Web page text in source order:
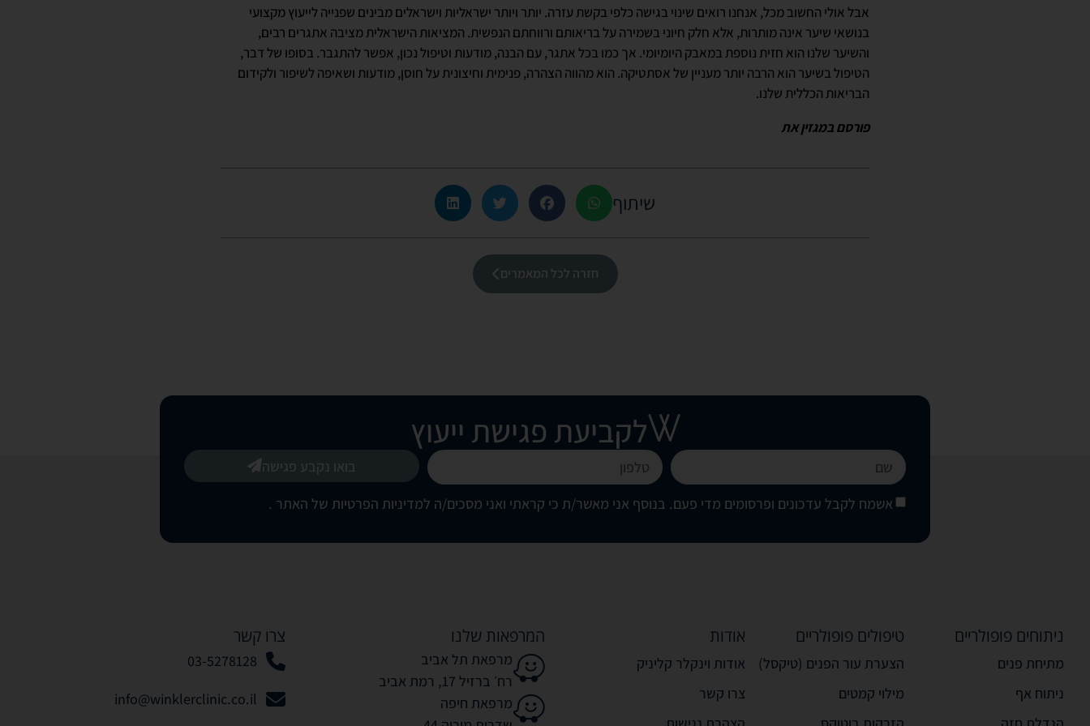
אבל אולי החשוב מכל, אנחנו רואים שינוי בגישה כלפי בקשת עזרה. יותר ויותר ישראליות וישראלים מבינים שפנייה לייעוץ מקצועי
בנושאי שיער אינה מותרות, אלא חלק חיוני בשמירה על בריאותם ורווחתם הנפשית. המציאות הישראלית מציבה אתגרים רבים,
והשיער שלנו הוא חזית נוספת במאבק היומיומי. אך כמו בכל אתגר, עם הבנה, מודעות וטיפול נכון, אפשר להתגבר. בסופו של דבר,
הטיפול בשיער הוא הרבה יותר מעניין של אסתטיקה. הוא מהווה הצהרה, פנימית וחיצונית על חוסן, מודעות ושאיפה לשיפור ולקידום
הבריאות הכללית שלנו.
פורסם במגזין את
שיתוף
חזרה לכל המאמרים
לקביעת פגישת ייעוץ
אשמח לקבל עדכונים ופרסומים מדי פעם. בנוסף אני מאשר/ת כי קראתי ואני מסכים/ה למדיניות הפרטיות של האתר .
בואו נקבע פגישה
ניתוחים פופולריים
מתיחת פנים
ניתוח אף
טיפולים פופולריים
הצערת עור הפנים (טיקסל)
מילוי קמטים
אודות
אודות וינקלר קליניק
צרו קשר
המרפאות שלנו
מרפאת תל אביב
רח׳ ברזיל 17, רמת אביב
מרפאת חיפה
צרו קשר
03-5278128
info@winklerclinic.co.il